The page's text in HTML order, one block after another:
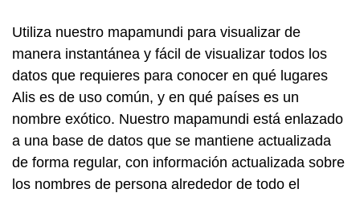
Utiliza nuestro mapamundi para visualizar de
manera instantánea y fácil de visualizar todos los
datos que requieres para conocer en qué lugares
Alis es de uso común, y en qué países es un
nombre exótico. Nuestro mapamundi está enlazado
a una base de datos que se mantiene actualizada
de forma regular, con información actualizada sobre
los nombres de persona alrededor de todo el